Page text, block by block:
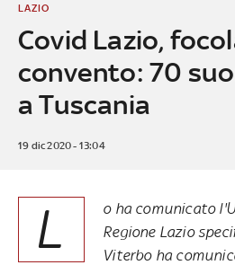
Covid Lazio,
convento: 70
a Tuscania
LAZIO
19 dic 2020 - 13:04
L
o ha comunicato
Regione Lazio
Viterbo ha